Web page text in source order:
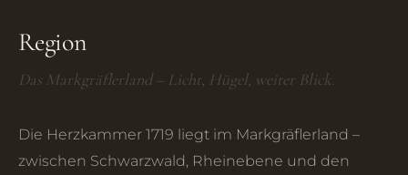
Region
Das Markgräflerland – Licht, Hügel, weiter Blick.
Die Herzkammer 1719 liegt im Markgräflerland –
zwischen Schwarzwald, Rheinebene und den